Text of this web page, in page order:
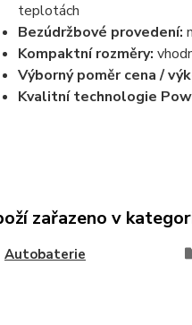
teplotách
Bezúdržbové provedení:
Kompaktní rozměry:
Výborný poměr cena /
Kvalitní technologie
zařazeno v
Autobaterie